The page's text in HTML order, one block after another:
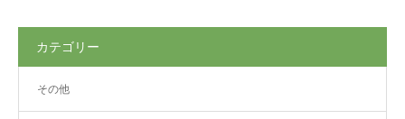
カテゴリー
その他